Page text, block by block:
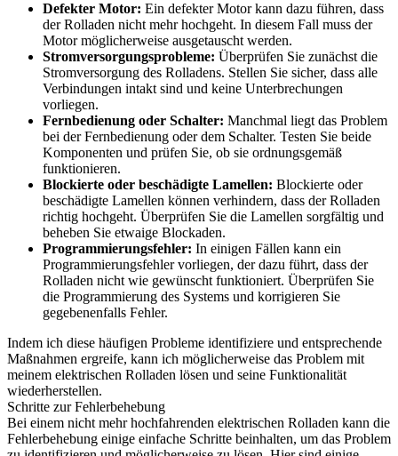
Defekter Motor: Ein defekter Motor kann dazu führen, dass
der Rolladen nicht mehr hochgeht. In diesem Fall muss der
Motor möglicherweise ausgetauscht werden.
Stromversorgungsprobleme: Überprüfen Sie zunächst die
Stromversorgung des Rolladens. Stellen Sie sicher, dass alle
Verbindungen intakt sind und keine Unterbrechungen
vorliegen.
Fernbedienung oder Schalter: Manchmal liegt das Problem
bei der Fernbedienung oder dem Schalter. Testen Sie beide
Komponenten und prüfen Sie, ob sie ordnungsgemäß
funktionieren.
Blockierte oder beschädigte Lamellen: Blockierte oder
beschädigte Lamellen können verhindern, dass der Rolladen
richtig hochgeht. Überprüfen Sie die Lamellen sorgfältig und
beheben Sie etwaige Blockaden.
Programmierungsfehler: In einigen Fällen kann ein
Programmierungsfehler vorliegen, der dazu führt, dass der
Rolladen nicht wie gewünscht funktioniert. Überprüfen Sie
die Programmierung des Systems und korrigieren Sie
gegebenenfalls Fehler.
Indem ich diese häufigen Probleme identifiziere und entsprechende
Maßnahmen ergreife, kann ich möglicherweise das Problem mit
meinem elektrischen Rolladen lösen und seine Funktionalität
wiederherstellen.
Schritte zur Fehlerbehebung
Bei einem nicht mehr hochfahrenden elektrischen Rolladen kann die
Fehlerbehebung einige einfache Schritte beinhalten, um das Problem